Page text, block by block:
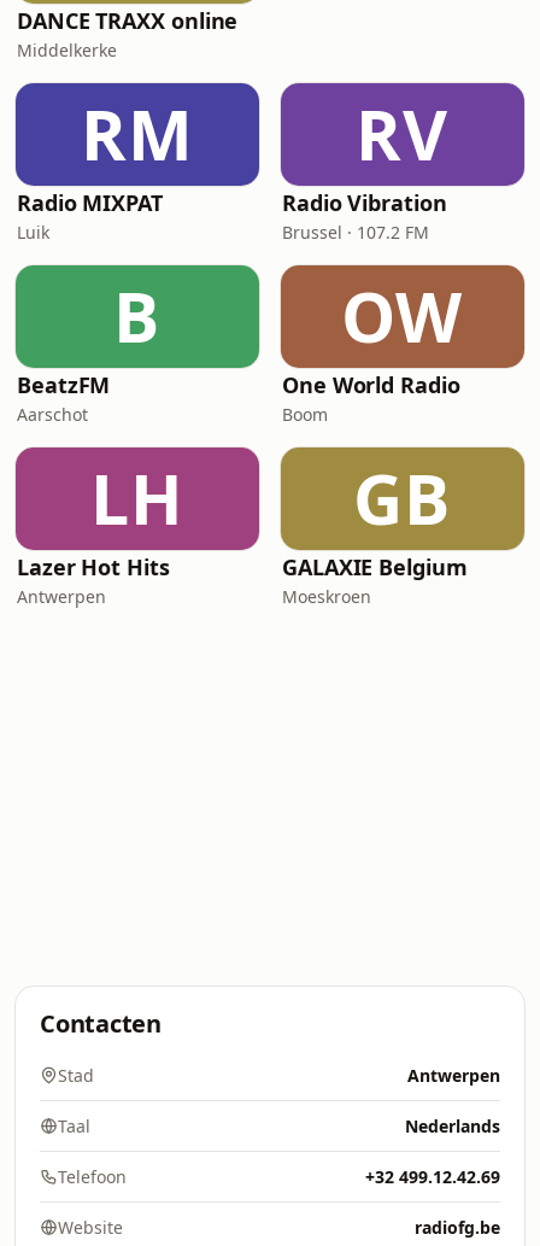
DANCE TRAXX online
Middelkerke
RM
Radio MIXPAT
Luik
RV
Radio Vibration
Brussel · 107.2 FM
B
BeatzFM
Aarschot
OW
One World Radio
Boom
LH
Lazer Hot Hits
Antwerpen
GB
GALAXIE Belgium
Moeskroen
Contacten
Stad Antwerpen
Taal Nederlands
Telefoon +32 499.12.42.69
Website radiofg.be